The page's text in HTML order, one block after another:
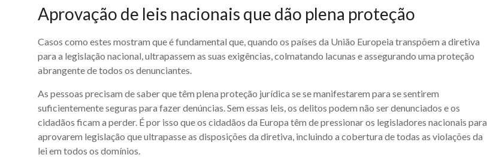
Aprovação de leis nacionais que dão plena proteção
Casos como estes mostram que é fundamental que, quando os países da União Europeia transpõem a diretiva
para a legislação nacional, ultrapassem as suas exigências, colmatando lacunas e assegurando uma proteção
abrangente de todos os denunciantes.
As pessoas precisam de saber que têm plena proteção jurídica se se manifestarem para se sentirem
suficientemente seguras para fazer denúncias. Sem essas leis, os delitos podem não ser denunciados e os
cidadãos ficam a perder. É por isso que os cidadãos da Europa têm de pressionar os legisladores nacionais para
aprovarem legislação que ultrapasse as disposições da diretiva, incluindo a cobertura de todas as violações da
lei em todos os domínios.